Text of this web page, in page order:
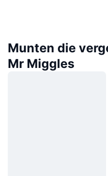
Munten die
Mr Miggles